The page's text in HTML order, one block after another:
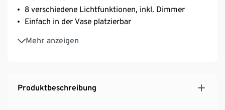
8 verschiedene Lichtfunktionen, inkl. Dimmer
Einfach in der Vase platzierbar
Mehr anzeigen
Auch zum Aufhängen geeignet – die moderne
Alternative zum klassischen Mistelzweig
nach ca. 18 Stunden
Produktbeschreibung